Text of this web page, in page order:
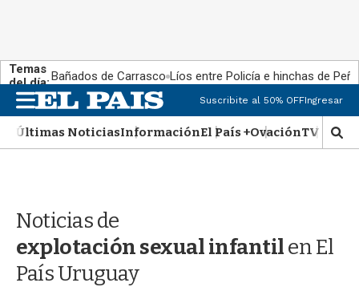
Temas
del día:Bañados de Carrasco Líos entre Policía e hinchas de
M
e
n
u
Suscribite al 50% OFFIngresar
Últimas NoticiasInformaciónEl País +OvaciónTV Show
M
o
Noticias de
explotación sexual infantilen El
País Uruguay